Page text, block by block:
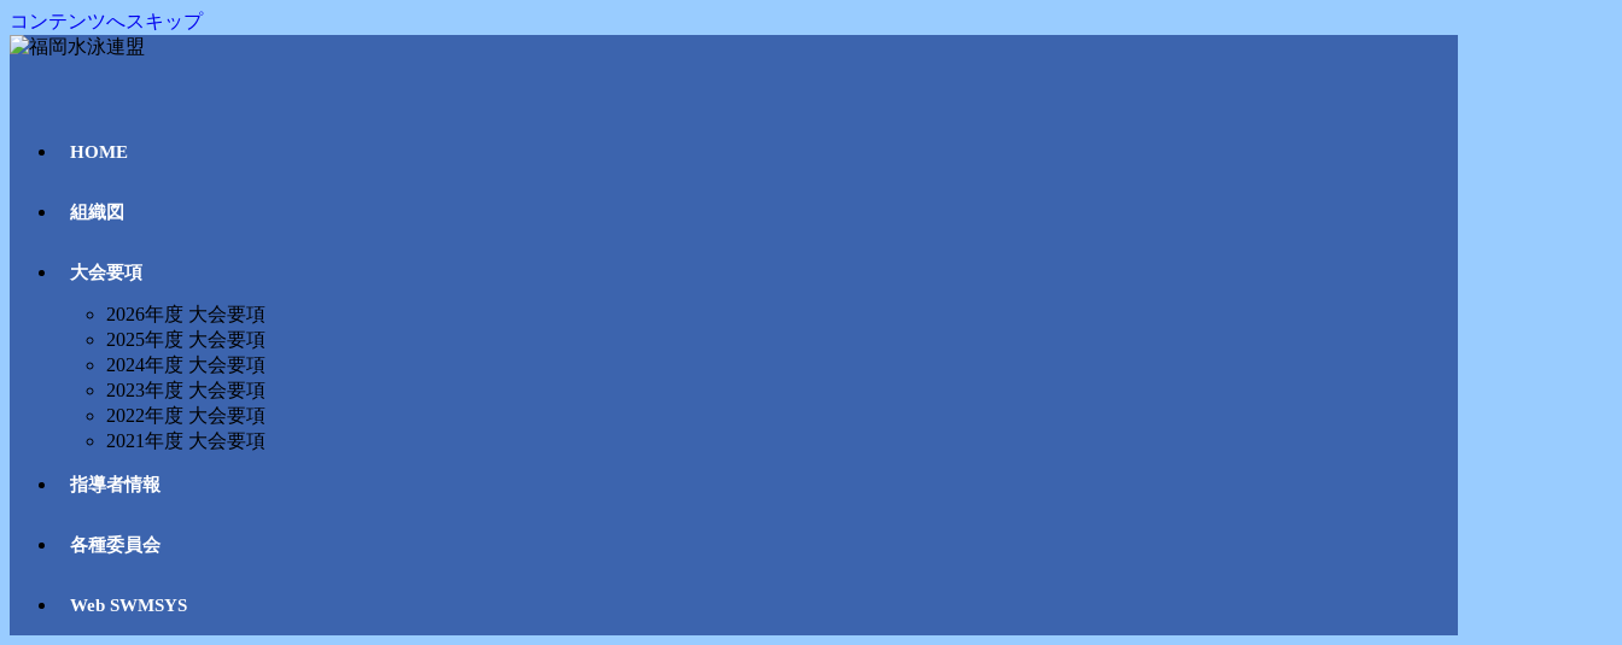
コンテンツへスキップ
HOME
組織図
大会要項
2026年度 大会要項
2025年度 大会要項
2024年度 大会要項
2023年度 大会要項
2022年度 大会要項
2021年度 大会要項
指導者情報
各種委員会
Web SWMSYS